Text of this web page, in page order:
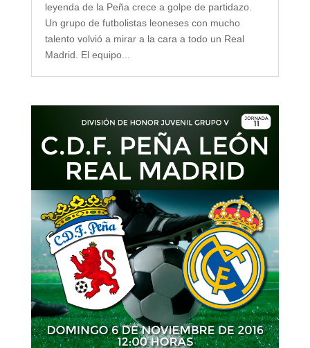
leyenda de la Peña crece a golpe de partidazo.
Un grupo de futbolistas leoneses con mucho
talento volvió a mirar a la cara a todo un Real
Madrid. El equipo...